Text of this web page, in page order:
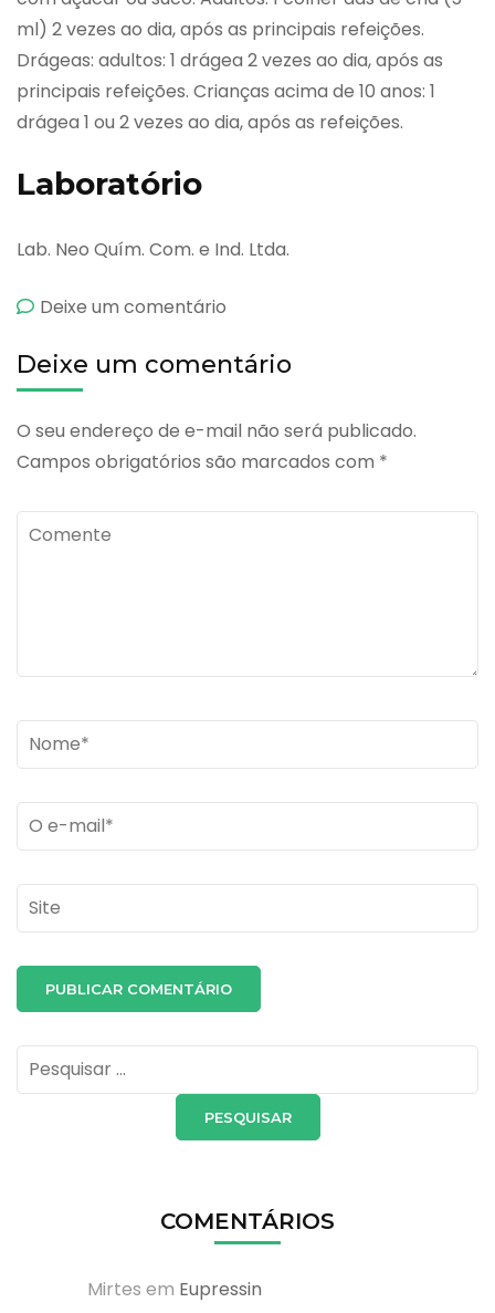
ml) 2 vezes ao dia, após as principais refeições.
Drágeas: adultos: 1 drágea 2 vezes ao dia, após as
principais refeições. Crianças acima de 10 anos: 1
drágea 1 ou 2 vezes ao dia, após as refeições.
Laboratório
Lab. Neo Quím. Com. e Ind. Ltda.
Deixe um comentário
Deixe um comentário
O seu endereço de e-mail não será publicado.
Campos obrigatórios são marcados com *
Comente
Name*
Email *
Site
Pesquisar
por:
COMENTÁRIOS
Mirtes em Eupressin